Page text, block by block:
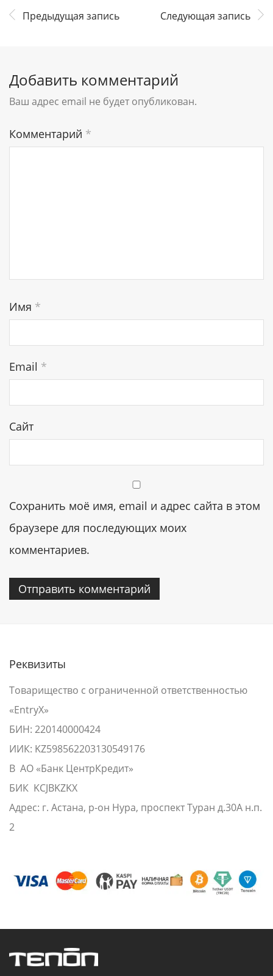
Предыдущая запись Следующая запись
Добавить комментарий
Ваш адрес email не будет опубликован.
Комментарий *
Имя *
Email *
Сайт
Сохранить моё имя, email и адрес сайта в этом
браузере для последующих моих
комментариев.
Реквизиты
Товарищество с ограниченной ответственностью
«EntryX»
БИН: 220140000424
ИИК: KZ598562203130549176
В АО «Банк ЦентрКредит»
БИК KCJBKZKX
Адрес: г. Астана, р-он Нура, проспект Туран д.30А н.п.
2